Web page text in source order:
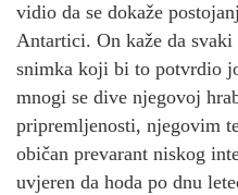
vidio da se dokaže
Antartici. On kaže da svaki
snimka koji bi to potvrdio
mnogi se dive njegovoj
pripremljenosti, njegovim
običan prevarant niskog
uvjeren da hoda po dnu